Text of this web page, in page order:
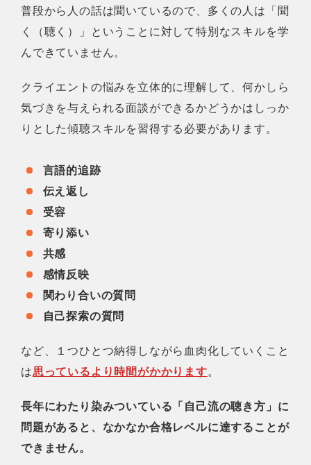
普段から人の話は聞いているので、多くの人は「聞
く（聴く）」ということに対して特別なスキルを学
んできていません。
クライエントの悩みを立体的に理解して、何かしら
気づきを与えられる面談ができるかどうかはしっか
りとした傾聴スキルを習得する必要があります。
言語的追跡
伝え返し
受容
寄り添い
共感
感情反映
関わり合いの質問
自己探索の質問
など、１つひとつ納得しながら血肉化していくこと
は思っているより時間がかかります。
長年にわたり染みついている「自己流の聴き方」に
問題があると、なかなか合格レベルに達することが
できません。